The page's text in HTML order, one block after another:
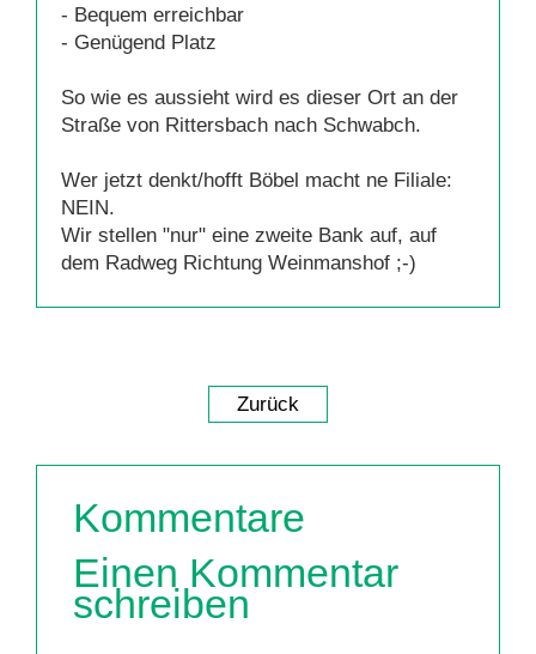
- Bequem erreichbar
- Genügend Platz
So wie es aussieht wird es dieser Ort an der
Straße von Rittersbach nach Schwabch.
Wer jetzt denkt/hofft Böbel macht ne Filiale:
NEIN.
Wir stellen "nur" eine zweite Bank auf, auf
dem Radweg Richtung Weinmanshof ;-)
Zurück
Kommentare
Einen Kommentar
schreiben